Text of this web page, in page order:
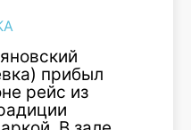
прибыл
рейс из